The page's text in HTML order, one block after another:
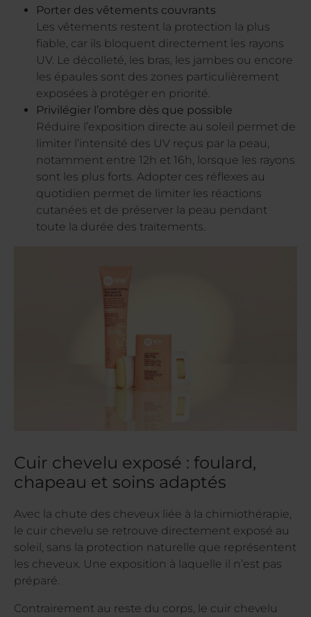
Porter des vêtements couvrants
Les vêtements restent la protection la plus
fiable, car ils bloquent directement les rayons
UV. Le décolleté, les bras, les jambes ou encore
les épaules sont des zones particulièrement
exposées à protéger en priorité.
Privilégier l’ombre dès que possible
Réduire l’exposition directe au soleil permet de
limiter l’intensité des UV reçus par la peau,
notamment entre 12h et 16h, lorsque les rayons
sont les plus forts. Adopter ces réflexes au
quotidien permet de limiter les réactions
cutanées et de préserver la peau pendant
toute la durée des traitements.
Cuir chevelu exposé : foulard,
chapeau et soins adaptés
Avec la chute des cheveux liée à la chimiothérapie,
le cuir chevelu se retrouve directement exposé au
soleil, sans la protection naturelle que représentent
les cheveux. Une exposition à laquelle il n’est pas
préparé.
Contrairement au reste du corps, le cuir chevelu